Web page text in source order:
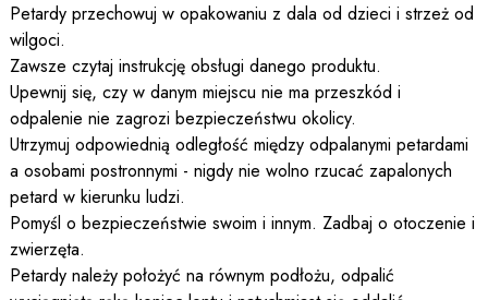
Petardy przechowuj w opakowaniu z dala od dzieci i strzeż od
wilgoci.
Zawsze czytaj instrukcję obsługi danego produktu.
Upewnij się, czy w danym miejscu nie ma przeszkód i
odpalenie nie zagrozi bezpieczeństwu okolicy.
Utrzymuj odpowiednią odległość między odpalanymi petardami
a osobami postronnymi - nigdy nie wolno rzucać zapalonych
petard w kierunku ludzi.
Pomyśl o bezpieczeństwie swoim i innym. Zadbaj o otoczenie i
zwierzęta.
Petardy należy położyć na równym podłożu, odpalić